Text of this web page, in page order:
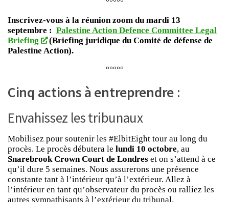
Inscrivez-vous à la réunion zoom du mardi 13
septembre : Palestine Action Defence Committee Legal
Briefing
(Briefing juridique du Comité de défense de
Palestine Action).
°°°°°
Cinq actions à entreprendre:
Envahissez les tribunaux
Mobilisez pour soutenir les #ElbitEight tour au long du
procès. Le procès débutera le lundi 10 octobre, au
Snarebrook Crown Court de Londres et on s’attend à ce
qu’il dure 5 semaines. Nous assurerons une présence
constante tant à l’intérieur qu’à l’extérieur. Allez à
l’intérieur en tant qu’observateur du procès ou ralliez les
autres sympathisants à l’extérieur du tribunal.